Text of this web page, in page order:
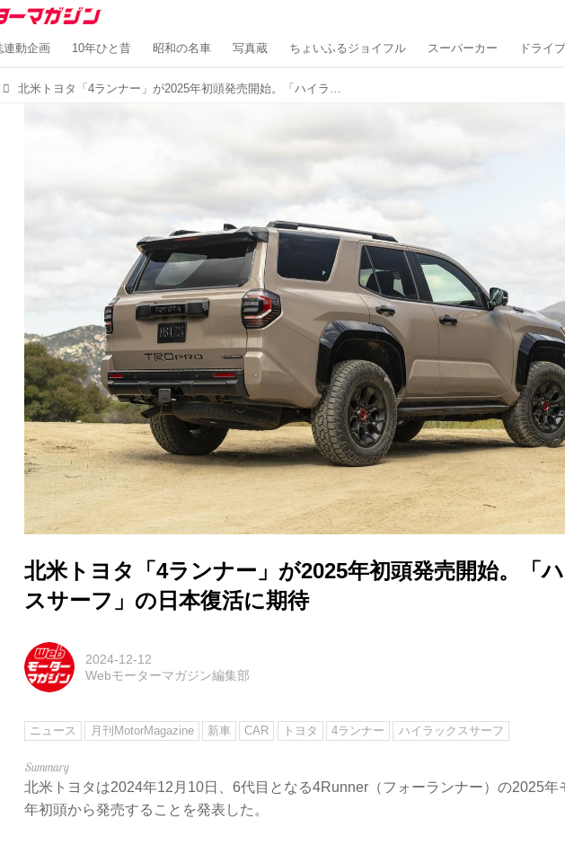
連動企画 10年ひと昔 昭和の名車 写真蔵 ちょいふるジョイフル スーパーカー ドライ
北米トヨタ「4ランナー」が2025年初頭発売開始。「ハイラックスサーフ」の日本復活に期待
北米トヨタ「4ランナー」が2025年初頭発売開始。「
スサーフ」の日本復活に期待
2024-12-12
Webモーターマガジン編集部
ニュース 月刊MotorMagazine 新車 CAR トヨタ 4ランナー ハイラックスサーフ
北米トヨタは2024年12月10日、6代目となる4Runner（フォーランナー）の2025年
年初頭から発売することを発表した。